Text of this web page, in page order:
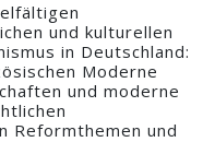
und kulturellen
in Deutschland:
Moderne
und moderne
Reformthemen und